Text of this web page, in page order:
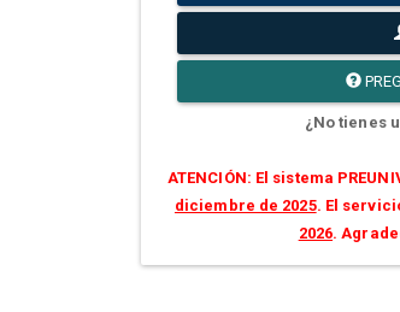
¿No tienes
ATENCIÓN: El sistema
diciembre de 2025. El
2026.